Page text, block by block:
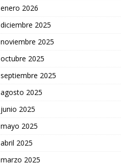
enero 2026
diciembre 2025
noviembre 2025
octubre 2025
septiembre 2025
agosto 2025
junio 2025
mayo 2025
abril 2025
marzo 2025